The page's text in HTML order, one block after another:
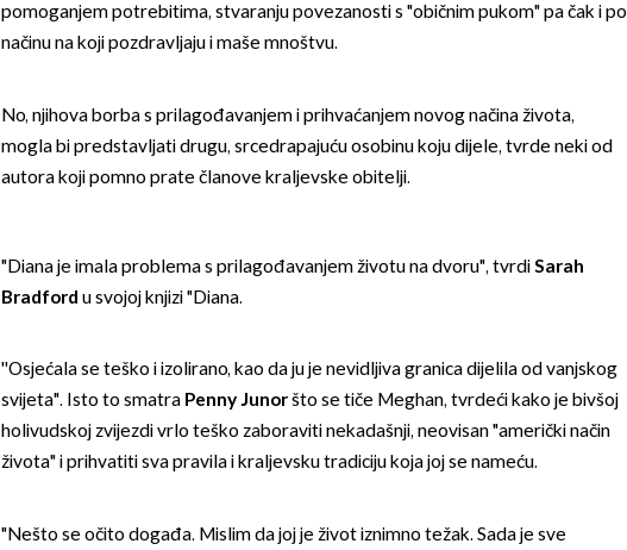
pomoganjem potrebitima, stvaranju povezanosti s "običnim pukom" pa čak i po
načinu na koji pozdravljaju i maše mnoštvu.
No, njihova borba s prilagođavanjem i prihvaćanjem novog načina života,
mogla bi predstavljati drugu, srcedrapajuću osobinu koju dijele, tvrde neki od
autora koji pomno prate članove kraljevske obitelji.
"Diana je imala problema s prilagođavanjem životu na dvoru", tvrdiSarah
Bradford u svojoj knjizi "Diana.
''Osjećala se teško i izolirano, kao da ju je nevidljiva granica dijelila od vanjskog
svijeta". Isto to smatra Penny Junoršto se tiče Meghan, tvrdeći kako je bivšoj
holivudskoj zvijezdi vrlo teško zaboraviti nekadašnji, neovisan "američki način
života" i prihvatiti sva pravila i kraljevsku tradiciju koja joj se nameću.
"Nešto se očito događa. Mislim da joj je život iznimno težak. Sada je sve
OMOGUĆI OBAVIJESTI